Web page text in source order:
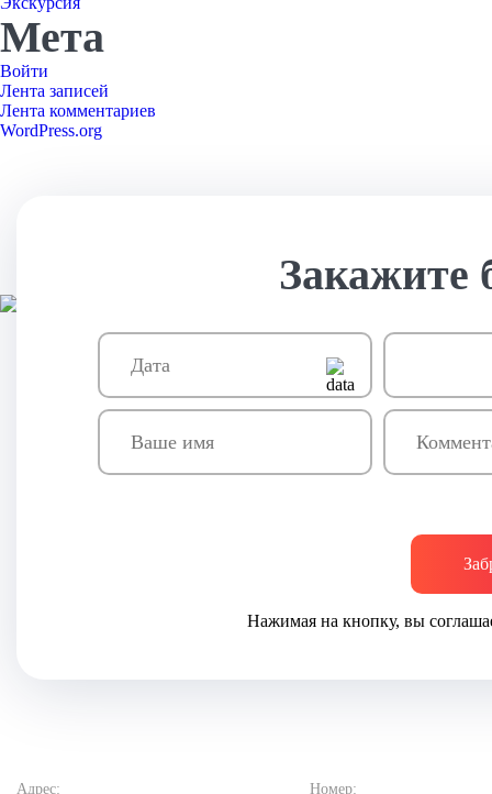
Мета
Войти
Лента записей
Лента комментариев
WordPress.org
Закажите
Нажимая на кнопку, вы
Адрес: Номер: